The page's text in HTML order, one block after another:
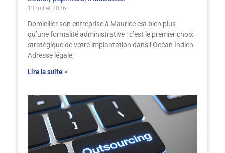
13 juillet 2026
Domicilier son entreprise à Maurice est bien plus
qu’une formalité administrative : c’est le premier choix
stratégique de votre implantation dans l’Océan Indien.
Adresse légale,
Lire la suite »